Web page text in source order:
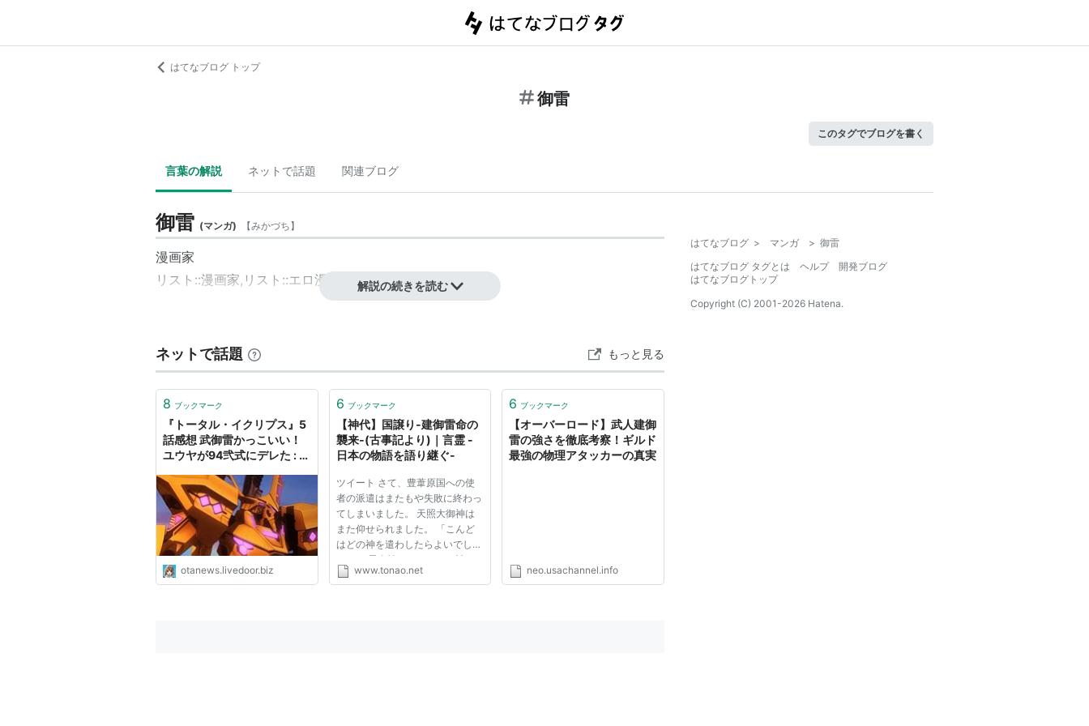
はてなブログ トップ
御雷
このタグでブログを書く
言葉の解説 ネットで話題 関連ブログ
御雷 (マンガ) 【みかづち】
漫画家
リスト::漫画家, リスト::エロ漫画家 解説の続きを読む
ネットで話題 もっと見る
8 ブックマーク
『トータル・イクリプス』5
話感想 武御雷かっこいい！
ユウヤが94弐式にデレた : 萌
otanews.livedoor.biz
6 ブックマーク
【神代】国譲り‐建御雷命の
襲来‐(古事記より)｜言霊 -
日本の物語を語り継ぐ-
ツイート さて、豊葦原国への使
者の派遣はまたもや失敗に終わっ
てしまいました。 天照大御神は
また仰せられました。 「こんど
はどの神を遣わしたらよいでしょ
うか」 思金神とおおぜいの神た
ちは申し上げました。 「天の安
www.tonao.net
6 ブックマーク
【オーバーロード】武人建御
雷の強さを徹底考察！ギルド
最強の物理アタッカーの真実
neo.usachannel.info
はてなブログ > マンガ > 御雷
はてなブログ タグとは
ヘルプ
開発ブログ
はてなブログトップ
Copyright (C) 2001-2026 Hatena.